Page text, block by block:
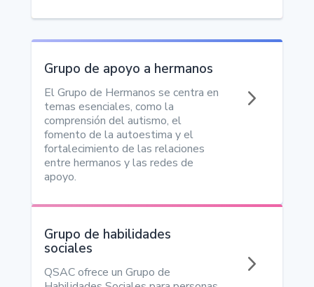
5
Grupo de apoyo a hermanos
El Grupo de Hermanos se centra en
temas esenciales, como la
comprensión del autismo, el
fomento de la autoestima y el
fortalecimiento de las relaciones
entre hermanos y las redes de
apoyo.
5
Grupo de habilidades
sociales
QSAC ofrece un Grupo de